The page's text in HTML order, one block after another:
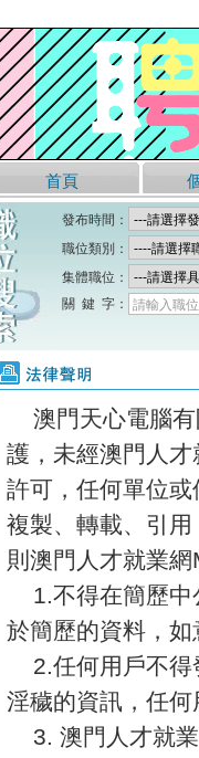
首頁
發布時間：
職位類別：
集體職位：
關 鍵 字：
請輸入職
法律聲明
澳門天心電腦
護，未經澳門人
許可，任何單位
複製、轉載、引
則澳門人才就業
1.不得在簡歷
於簡歷的資料，
2.任何用戶不
淫穢的資訊，任
3. 澳門人才就